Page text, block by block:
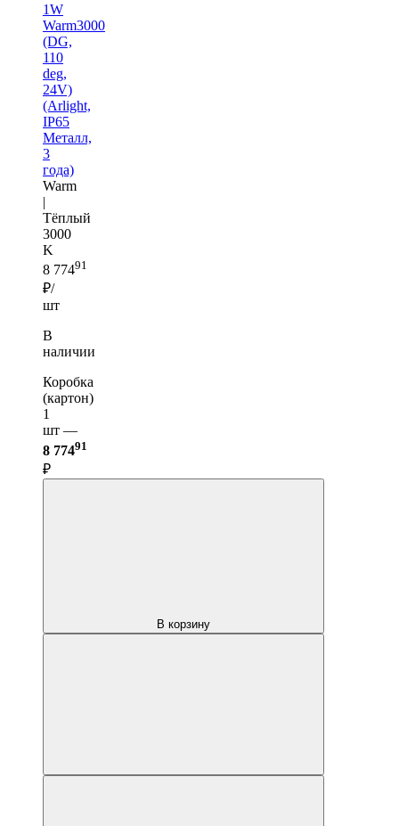
1W
Warm3000
(DG,
110
deg,
24V)
(Arlight,
IP65
Металл,
3
года)
Warm
|
Тёплый
3000
K
8 77491
₽/
шт
В
наличии
Коробка
(картон)
1
шт —
8 77491
₽
В корзину